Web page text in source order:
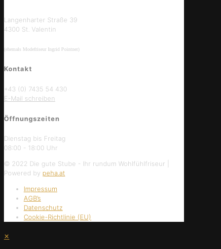
Langenharter Straße 39
4300 St. Valentin
(ehemals Modefriseur Ingrid Pointner)
Kontakt
+43 (0) 7435 54 430
E-Mail schreiben
Öffnungszeiten
Dienstag bis Freitag
08:00 - 18:00 Uhr
© 2022 Die gute Stube - Ihr rundum Wohlfühlfriseur |
Powered by peha.at
Impressum
AGB’s
Datenschutz
Cookie-Richtlinie (EU)
✕